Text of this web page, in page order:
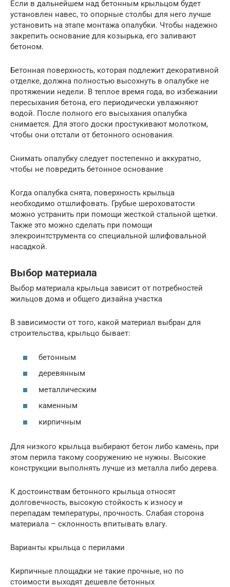
Если в дальнейшем над бетонным крыльцом будет
установлен навес, то опорные столбы для него лучше
установить на этапе монтажа опалубки. Чтобы надежно
закрепить основание для козырька, его заливают
бетоном.
Бетонная поверхность, которая подлежит декоративной
отделке, должна полностью высохнуть в опалубке не
протяжении недели. В теплое время года, во избежании
пересыхания бетона, его периодически увлажняют
водой. После полного его высыхания опалубка
снимается. Для этого доски простукивают молотком,
чтобы они отстали от бетонного основания.
Снимать опалубку следует постепенно и аккуратно,
чтобы не повредить бетонное основание
Когда опалубка снята, поверхность крыльца
необходимо отшлифовать. Грубые шероховатости
можно устранить при помощи жесткой стальной щетки.
Также это можно сделать при помощи
элекроинтструмента со специальной шлифовальной
насадкой.
Выбор материала
Выбор материала крыльца зависит от потребностей
жильцов дома и общего дизайна участка
В зависимости от того, какой материал выбран для
строительства, крыльцо бывает:
бетонным
деревянным
металлическим
каменным
кирпичным
Для низкого крыльца выбирают бетон либо камень, при
этом перила такому сооружению не нужны. Высокие
конструкции выполнять лучше из металла либо дерева.
К достоинствам бетонного крыльца относят
долговечность, высокую стойкость к износу и
перепадам температуры, прочность. Слабая сторона
материала – склонность впитывать влагу.
Варианты крыльца с перилами
Кирпичные площадки не такие прочные, но по
стоимости выходят дешевле бетонных